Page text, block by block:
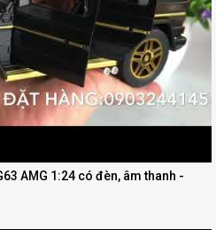
AMG 1:24 có đèn, âm thanh -